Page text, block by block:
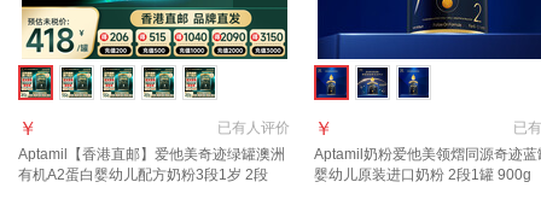
已有人评价
￥
Aptamil【香港直邮】爱他美奇迹绿罐澳洲
有机A2蛋白婴幼儿配方奶粉3段1岁 2段
已有
￥
Aptamil奶粉爱他美领熠同源奇迹蓝
婴幼儿原装进口奶粉 2段1罐 900g